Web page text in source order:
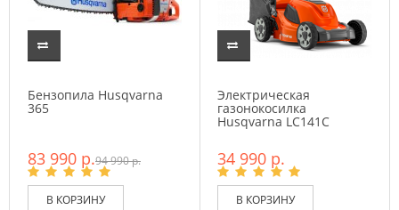
Бензопила Husqvarna
365
83 990 р.94 990 р.
В КОРЗИНУ
Электрическая
газонокосилка
Husqvarna LC141C
34 990 р.
В КОРЗИНУ